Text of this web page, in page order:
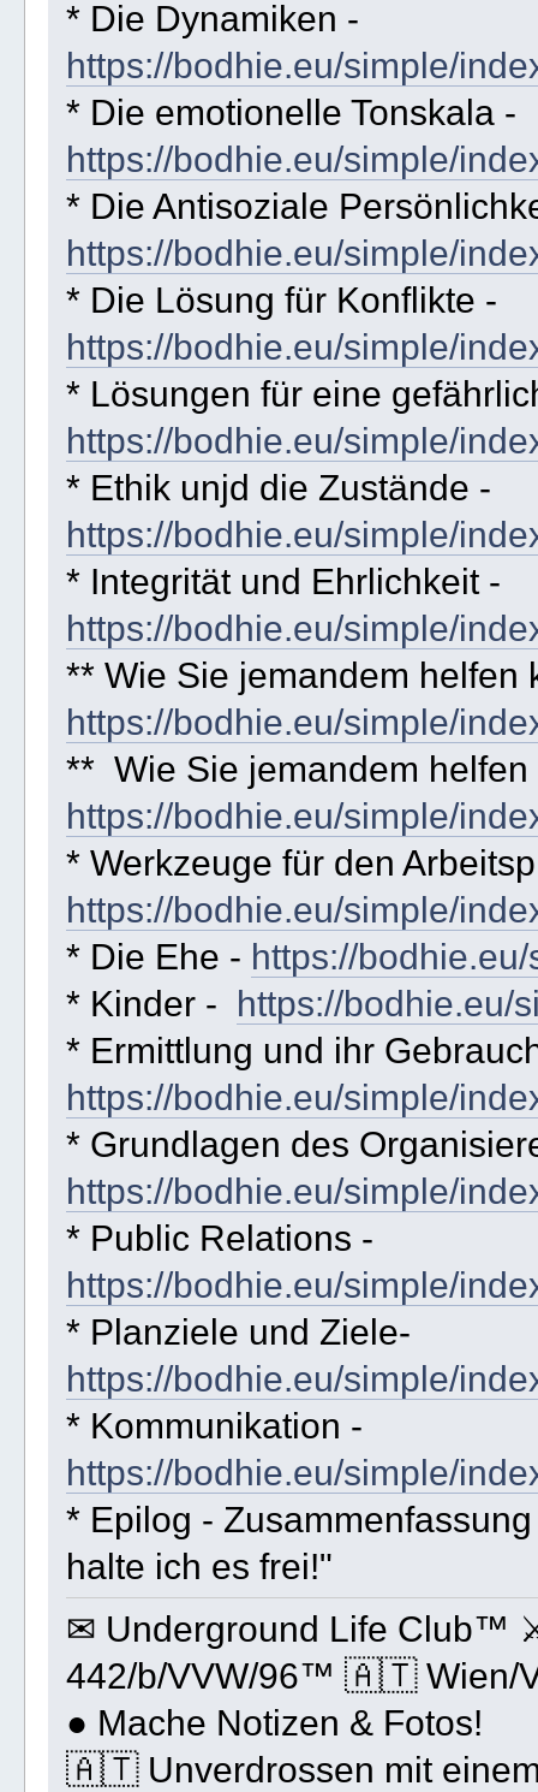
* Die Dynamiken -
https://bodhie.eu/simple/
* Die emotionelle Tonskala -
https://bodhie.eu/simple/
* Die Antisoziale
https://bodhie.eu/simple/
* Die Lösung für Konflikte -
https://bodhie.eu/simple/
* Lösungen für eine
https://bodhie.eu/simple/
* Ethik unjd die Zustände -
https://bodhie.eu/simple/
* Integrität und Ehrlichkeit -
https://bodhie.eu/simple/
** Wie Sie jemandem
https://bodhie.eu/simple/
** Wie Sie jemandem
https://bodhie.eu/simple/
* Werkzeuge für den
https://bodhie.eu/simple/
* Die Ehe - https://
* Kinder - https://bodhie.eu/
* Ermittlung und ihr
https://bodhie.eu/simple/
* Grundlagen des
https://bodhie.eu/simple/
* Public Relations -
https://bodhie.eu/simple/
* Planziele und Ziele-
https://bodhie.eu/simple/
* Kommunikation -
https://bodhie.eu/simple/
* Epilog -
halte ich es frei!"
✉ Underground Life Club™
442/b/VVW/96™ 🇦🇹 Wien/
● Mache Notizen & Fotos!
🇦🇹 Unverdrossen mit